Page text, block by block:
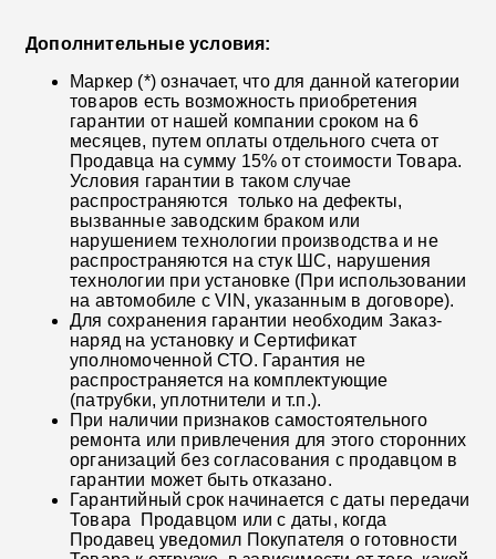
Дополнительные условия:
Маркер (*) означает, что для данной категории
товаров есть возможность приобретения
гарантии от нашей компании сроком на 6
месяцев, путем оплаты отдельного счета от
Продавца на сумму 15% от стоимости Товара.
Условия гарантии в таком случае
распространяются только на дефекты,
вызванные заводским браком или
нарушением технологии производства и не
распространяются на стук ШС, нарушения
технологии при установке (При использовании
на автомобиле с VIN, указанным в договоре).
Для сохранения гарантии необходим Заказ-
наряд на установку и Сертификат
уполномоченной СТО. Гарантия не
распространяется на комплектующие
(патрубки, уплотнители и т.п.).
При наличии признаков самостоятельного
ремонта или привлечения для этого сторонних
организаций без согласования с продавцом в
гарантии может быть отказано.
Гарантийный срок начинается с даты передачи
Товара Продавцом или с даты, когда
Продавец уведомил Покупателя о готовности